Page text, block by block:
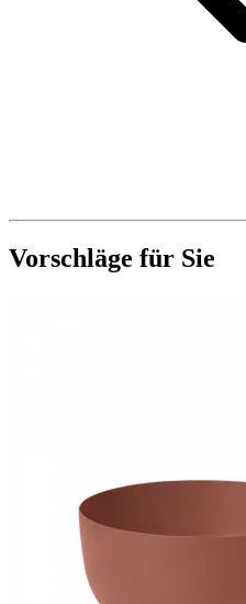
Vorschläge für Sie